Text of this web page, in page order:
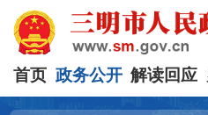
首页 政务公开 解读回应